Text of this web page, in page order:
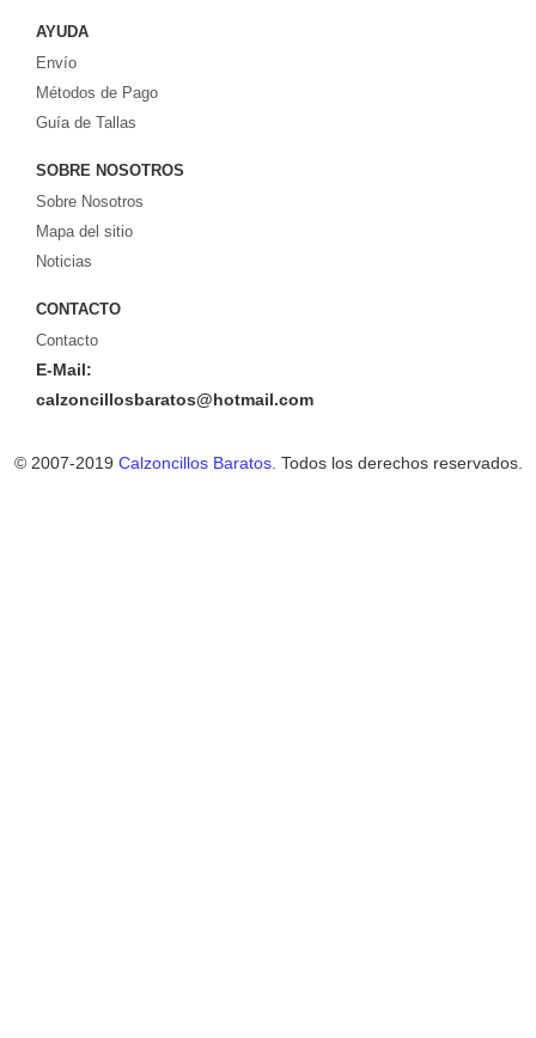
AYUDA
Envío
Métodos de Pago
Guía de Tallas
SOBRE NOSOTROS
Sobre Nosotros
Mapa del sitio
Noticias
CONTACTO
Contacto
E-Mail:
calzoncillosbaratos@hotmail.com
© 2007-2019 Calzoncillos Baratos. Todos los derechos reservados.